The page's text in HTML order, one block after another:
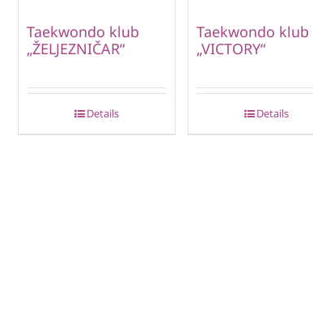
Taekwondo klub
„ŽELJEZNIČAR“
Details
Taekwondo klub
„VICTORY“
Details